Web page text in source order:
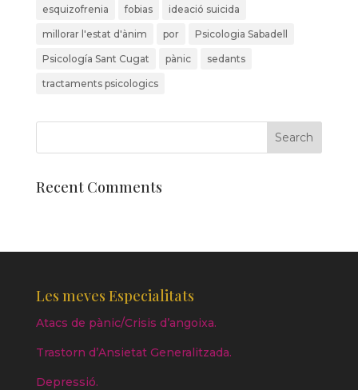
esquizofrenia fobias ideació suicida
millorar l'estat d'ànim por Psicologia Sabadell
Psicología Sant Cugat pànic sedants
tractaments psicologics
Recent Comments
Les meves Especialitats
Atacs de pànic/Crisis d’angoixa.
Trastorn d’Ansietat Generalitzada.
Depressió.